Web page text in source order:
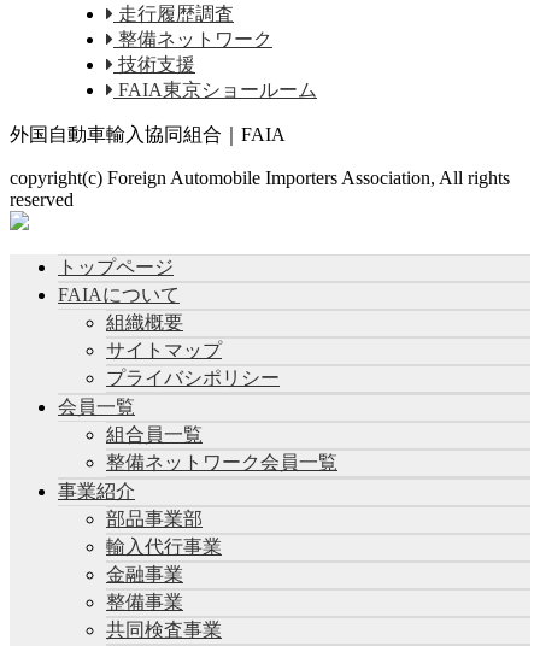
走行履歴調査
整備ネットワーク
技術支援
FAIA東京ショールーム
外国自動車輸入協同組合｜FAIA
copyright(c) Foreign Automobile Importers Association, All rights
reserved
トップページ
FAIAについて
組織概要
サイトマップ
プライバシポリシー
会員一覧
組合員一覧
整備ネットワーク会員一覧
事業紹介
部品事業部
輸入代行事業
金融事業
整備事業
共同検査事業